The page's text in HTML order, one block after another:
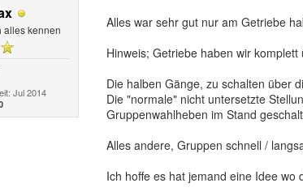
alles kennen
Jul 2014
Alles war sehr gut nur am Getriebe
Hinweis; Getriebe haben wir
Die halben Gänge, zu schalten über
Die "normale" nicht untersetzte
Gruppenwahlheben im Stand
Alles andere, Gruppen schnell /
Ich hoffe es hat jemand eine Idee